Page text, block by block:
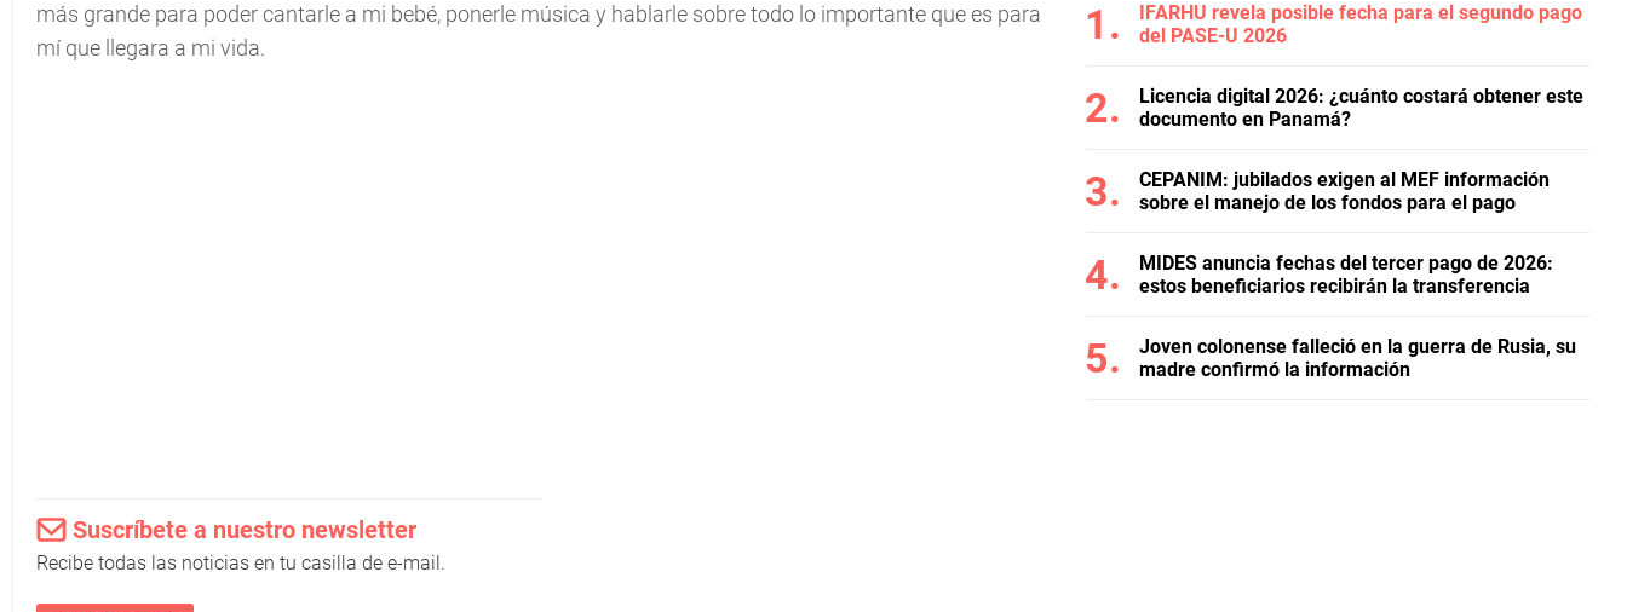
más grande para poder cantarle a mi bebé, ponerle música y hablarle sobre todo lo importante que es para
mí que llegara a mi vida.
Suscríbete a nuestro newsletter
Recibe todas las noticias en tu casilla de e-mail.
IFARHU revela posible fecha para el segundo pago
del PASE-U 2026
Licencia digital 2026: ¿cuánto costará obtener este
documento en Panamá?
CEPANIM: jubilados exigen al MEF información
sobre el manejo de los fondos para el pago
MIDES anuncia fechas del tercer pago de 2026:
estos beneficiarios recibirán la transferencia
Joven colonense falleció en la guerra de Rusia, su
madre confirmó la información